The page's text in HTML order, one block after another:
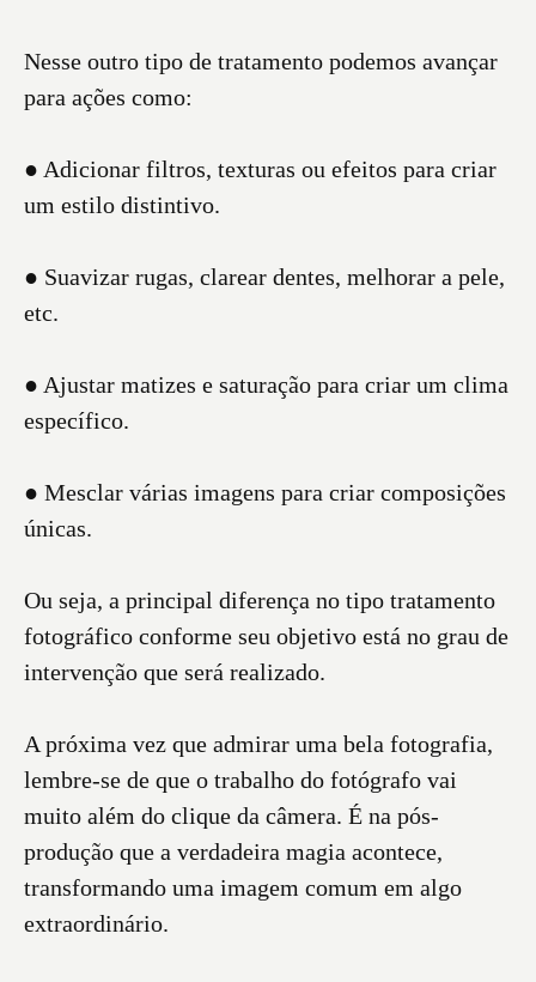
Nesse outro tipo de tratamento podemos avançar
para ações como:
● Adicionar filtros, texturas ou efeitos para criar
um estilo distintivo.
● Suavizar rugas, clarear dentes, melhorar a pele,
etc.
● Ajustar matizes e saturação para criar um clima
específico.
● Mesclar várias imagens para criar composições
únicas.
Ou seja, a principal diferença no tipo tratamento
fotográfico conforme seu objetivo está no grau de
intervenção que será realizado.
A próxima vez que admirar uma bela fotografia,
lembre-se de que o trabalho do fotógrafo vai
muito além do clique da câmera. É na pós-
produção que a verdadeira magia acontece,
transformando uma imagem comum em algo
extraordinário.